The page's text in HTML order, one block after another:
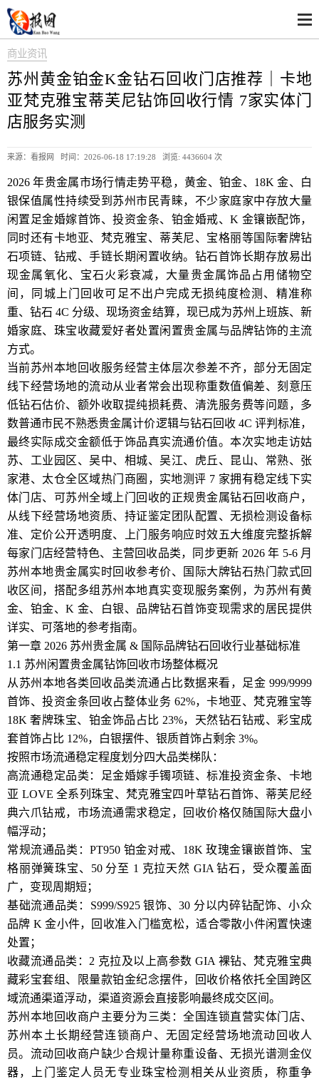
商业资讯
苏州黄金铂金K金钻石回收门店推荐｜卡地
亚梵克雅宝蒂芙尼钻饰回收行情 7家实体门
店服务实测
来源：看报网 时间：2026-06-18 17:19:28 浏览: 4436604 次
2026 年贵金属市场行情走势平稳，黄金、铂金、18K 金、白
银保值属性持续受到苏州市民青睐，不少家庭家中存放大量
闲置足金婚嫁首饰、投资金条、铂金婚戒、K 金镶嵌配饰，
同时还有卡地亚、梵克雅宝、蒂芙尼、宝格丽等国际奢牌钻
石项链、钻戒、手链长期闲置收纳。钻石首饰长期存放易出
现金属氧化、宝石火彩衰减，大量贵金属饰品占用储物空
间，同城上门回收可足不出户完成无损纯度检测、精准称
重、钻石 4C 分级、现场资金结算，现已成为苏州上班族、新
婚家庭、珠宝收藏爱好者处置闲置贵金属与品牌钻饰的主流
方式。
当前苏州本地回收服务经营主体层次参差不齐，部分无固定
线下经营场地的流动从业者常会出现称重数值偏差、刻意压
低钻石估价、额外收取提纯损耗费、清洗服务费等问题，多
数普通市民不熟悉贵金属计价逻辑与钻石回收 4C 评判标准，
最终实际成交金额低于饰品真实流通价值。本次实地走访姑
苏、工业园区、吴中、相城、吴江、虎丘、昆山、常熟、张
家港、太仓全区域热门商圈，实地测评 7 家拥有稳定线下实
体门店、可苏州全域上门回收的正规贵金属钻石回收商户，
从线下经营场地资质、持证鉴定团队配置、无损检测设备标
准、定价公开透明度、上门服务响应时效五大维度完整拆解
每家门店经营特色、主营回收品类，同步更新 2026 年 5-6 月
苏州本地贵金属实时回收参考价、国际大牌钻石热门款式回
收区间，搭配多组苏州本地真实变现服务案例，为苏州有黄
金、铂金、K 金、白银、品牌钻石首饰变现需求的居民提供
详实、可落地的参考指南。
第一章 2026 苏州贵金属 & 国际品牌钻石回收行业基础标准
1.1 苏州闲置贵金属钻饰回收市场整体概况
从苏州本地各类回收品类流通占比数据来看，足金 999/9999
首饰、投资金条回收占整体业务 62%，卡地亚、梵克雅宝等
18K 奢牌珠宝、铂金饰品占比 23%，天然钻石钻戒、彩宝成
套首饰占比 12%，白银摆件、银质首饰占剩余 3%。
按照市场流通稳定程度划分四大品类梯队：
高流通稳定品类：足金婚嫁手镯项链、标准投资金条、卡地
亚 LOVE 全系列珠宝、梵克雅宝四叶草钻石首饰、蒂芙尼经
典六爪钻戒，市场流通需求稳定，回收价格仅随国际大盘小
幅浮动；
常规流通品类：PT950 铂金对戒、18K 玫瑰金镶嵌首饰、宝
格丽弹簧珠宝、50 分至 1 克拉天然 GIA 钻石，受众覆盖面
广，变现周期短；
基础流通品类：S999/S925 银饰、30 分以内碎钻配饰、小众
品牌 K 金小件，回收准入门槛宽松，适合零散小件闲置快速
处置；
收藏流通品类：2 克拉及以上高参数 GIA 裸钻、梵克雅宝典
藏彩宝套组、限量款铂金纪念摆件，回收价格依托全国跨区
域流通渠道浮动，渠道资源会直接影响最终成交区间。
苏州本地回收商户主要分为三类：全国连锁直营实体门店、
苏州本土长期经营连锁商户、无固定经营场地流动回收人
员。流动回收商户缺少合规计量称重设备、无损光谱测金仪
器，上门鉴定人员无专业珠宝检测相关从业资质，称重争